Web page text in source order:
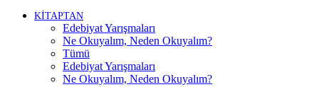
KİTAPTAN
Edebiyat Yarışmaları
Ne Okuyalım, Neden Okuyalım?
Tümü
Edebiyat Yarışmaları
Ne Okuyalım, Neden Okuyalım?